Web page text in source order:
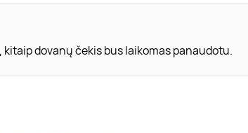
dovanų čekis bus laikomas panaudotu.